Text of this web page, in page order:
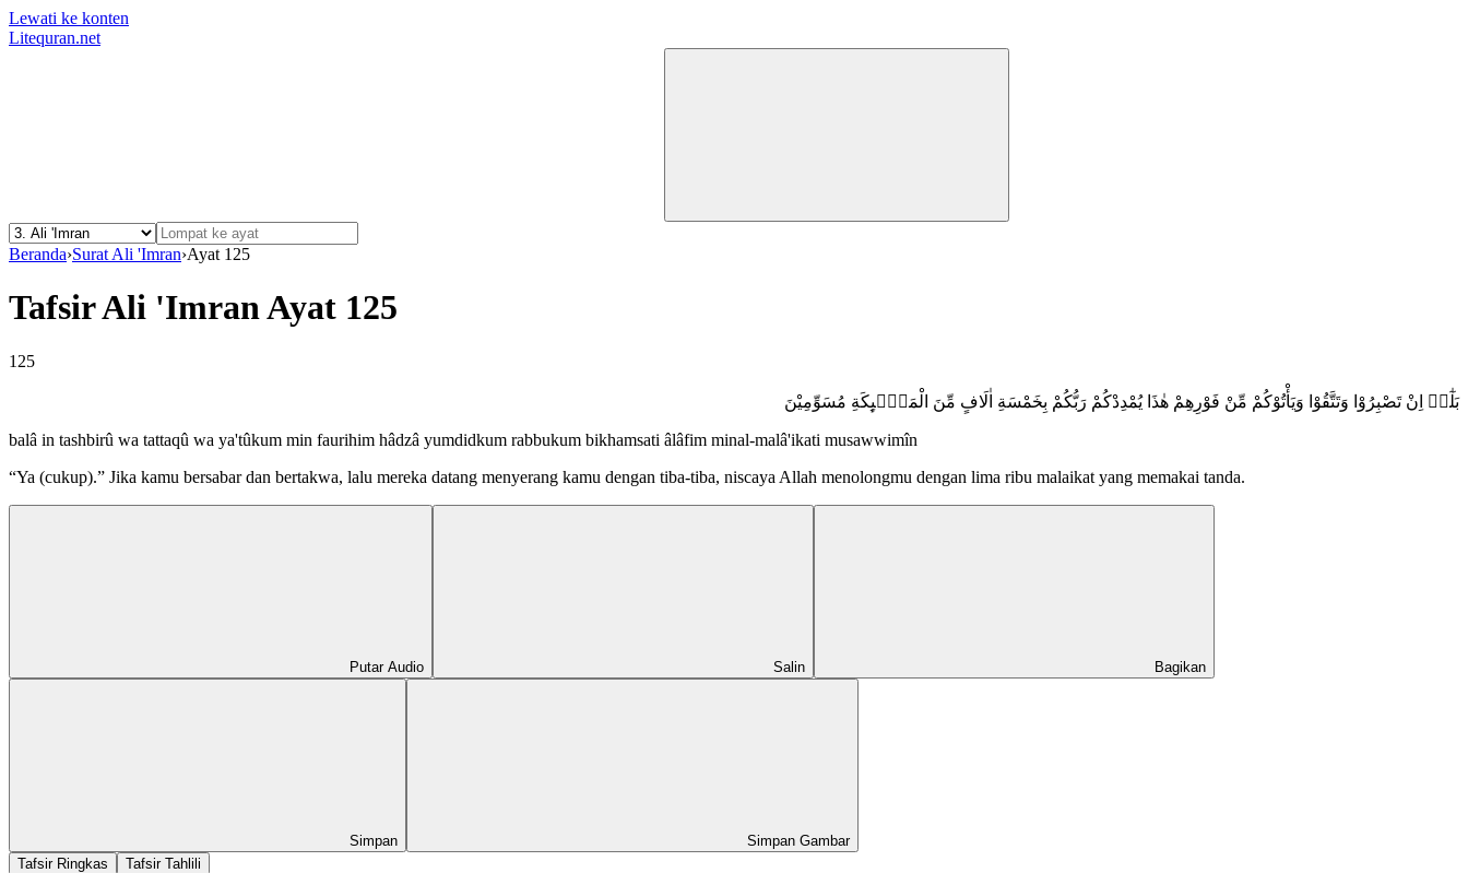
Lewati ke konten
Litequran.net
Beranda›Surat Ali 'Imran›Ayat 125
Tafsir Ali 'Imran Ayat 125
125
بَلٰٓىۙ اِنْ تَصْبِرُوْا وَتَتَّقُوْا وَيَأْتُوْكُمْ مِّنْ فَوْرِهِمْ هٰذَا يُمْدِدْكُمْ رَبُّكُمْ بِخَمْسَةِ اٰلَافٍ مِّنَ الْمَلٰۤىِٕكَةِ مُسَوِّمِيْنَ
balâ in tashbirû wa tattaqû wa ya'tûkum min faurihim hâdzâ yumdidkum rabbukum bikhamsati âlâfim minal-malâ'ikati musawwimîn
“Ya (cukup).” Jika kamu bersabar dan bertakwa, lalu mereka datang menyerang kamu dengan tiba-tiba, niscaya Allah menolongmu dengan lima ribu malaikat yang memakai tanda.
Putar Audio Salin Bagikan
Simpan
Simpan Gambar
Tafsir Ringkas
Tafsir Tahlili